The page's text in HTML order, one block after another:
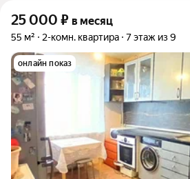
25 000 ₽ в месяц
55 м² 2-комн. квартира 7 этаж из 9
онлайн показ